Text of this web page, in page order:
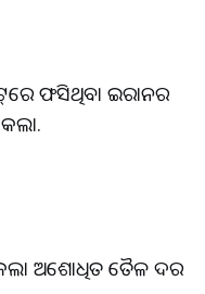
ଫସିଥିବା ଇରାନର
କଲା.
ଅଶୋଧିତ ତୈଳ ଦର